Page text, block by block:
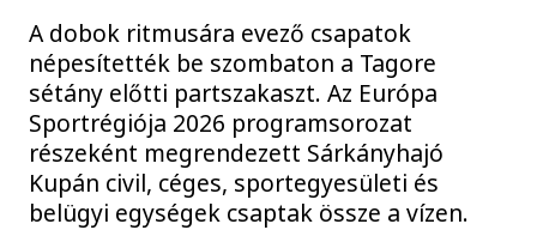
A dobok ritmusára evező csapatok
népesítették be szombaton a Tagore
sétány előtti partszakaszt. Az Európa
Sportrégiója 2026 programsorozat
részeként megrendezett Sárkányhajó
Kupán civil, céges, sportegyesületi és
belügyi egységek csaptak össze a vízen.